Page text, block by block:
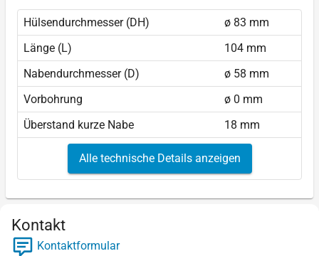
Hülsendurchmesser (DH)
ø 83 mm
Länge (L)
104 mm
Nabendurchmesser (D)
ø 58 mm
Vorbohrung
ø 0 mm
Überstand kurze Nabe
18 mm
Alle technische Details anzeigen
Kontakt
Kontaktformular